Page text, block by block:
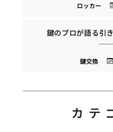
ロッカー
鍵のプロが語る引
鍵交換
カテ